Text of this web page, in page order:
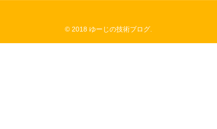
© 2018 ゆーじの技術ブログ.